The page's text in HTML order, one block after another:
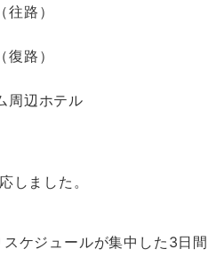
路）
路）
周辺ホテル
しました。
ケジュールが集中した3日間